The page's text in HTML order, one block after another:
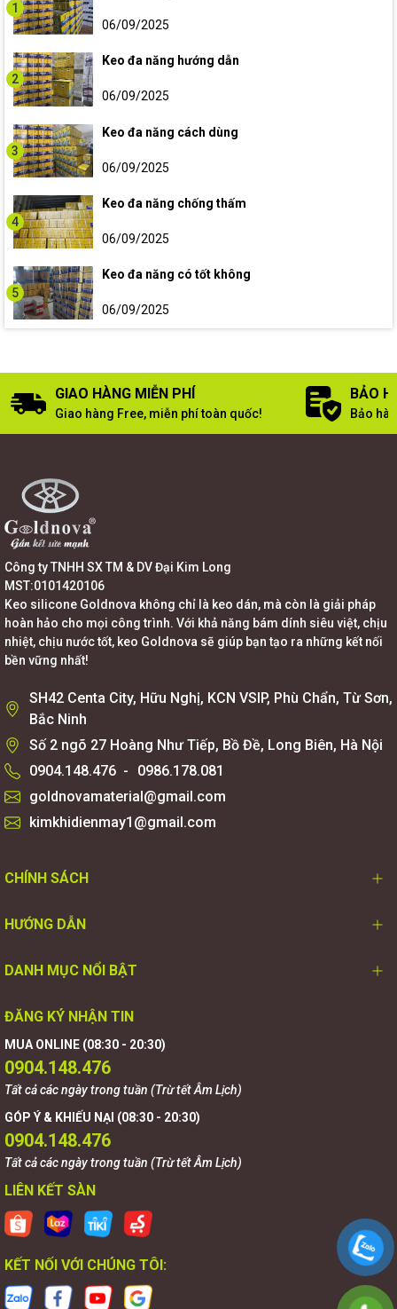
1
06/09/2025
2
Keo đa năng hướng dẫn
06/09/2025
3
Keo đa năng cách dùng
06/09/2025
4
Keo đa năng chống thấm
06/09/2025
5
Keo đa năng có tốt không
06/09/2025
GIAO HÀNG MIỄN PHÍ
Giao hàng Free, miễn phí toàn quốc!
BẢO
Bảo
Công ty TNHH SX TM & DV Đại Kim Long
MST:0101420106
Keo silicone Goldnova không chỉ là keo dán, mà còn là giải pháp
hoàn hảo cho mọi công trình. Với khả năng bám dính siêu việt, chịu
nhiệt, chịu nước tốt, keo Goldnova sẽ giúp bạn tạo ra những kết nối
bền vững nhất!
SH42 Centa City, Hữu Nghị, KCN VSIP, Phù Chẩn, Từ Sơn,
Bắc Ninh
Số 2 ngõ 27 Hoàng Như Tiếp, Bồ Đề, Long Biên, Hà Nội
0904.148.476 -
0986.178.081
goldnovamaterial@gmail.com
kimkhidienmay1@gmail.com
CHÍNH SÁCH
HƯỚNG DẪN
DANH MỤC NỔI BẬT
ĐĂNG KÝ NHẬN TIN
MUA ONLINE (08:30 - 20:30)
0904.148.476
Tất cả các ngày trong tuần (Trừ tết Âm Lịch)
GÓP Ý & KHIẾU NẠI (08:30 - 20:30)
0904.148.476
Tất cả các ngày trong tuần (Trừ tết Âm Lịch)
LIÊN KẾT SÀN
KẾT NỐI VỚI CHÚNG TÔI: